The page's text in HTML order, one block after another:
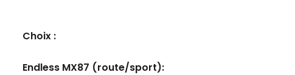
Choix :
Endless MX87 (route/sport):